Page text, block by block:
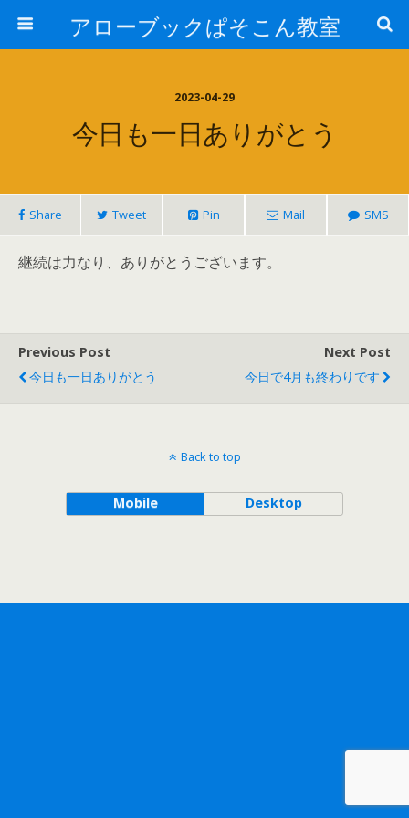
アローブックぱそこん教室
2023-04-29
今日も一日ありがとう
Share Tweet Pin Mail SMS
継続は力なり、ありがとうございます。
Previous Post
今日も一日ありがとう
Next Post
今日で4月も終わりです
Back to top
Mobile Desktop